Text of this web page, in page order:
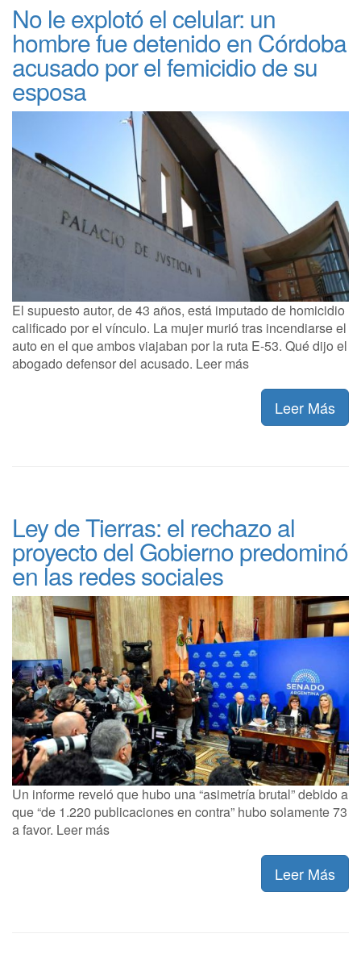
No le explotó el celular: un
hombre fue detenido en Córdoba
acusado por el femicidio de su
esposa
El supuesto autor, de 43 años, está imputado de homicidio
calificado por el vínculo. La mujer murió tras incendiarse el
auto en el que ambos viajaban por la ruta E-53. Qué dijo el
abogado defensor del acusado. Leer más
Leer Más
Ley de Tierras: el rechazo al
proyecto del Gobierno predominó
en las redes sociales
Un informe reveló que hubo una “asimetría brutal” debido a
que “de 1.220 publicaciones en contra” hubo solamente 73
a favor. Leer más
Leer Más